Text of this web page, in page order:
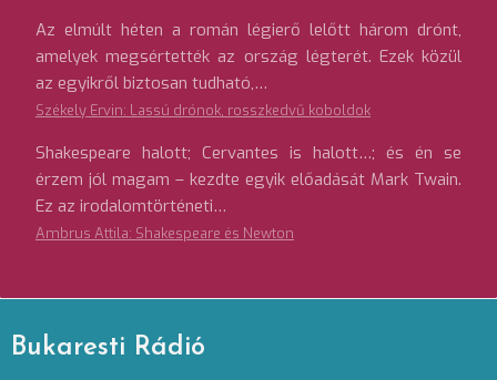
Az elmúlt héten a román légierő lelőtt három drónt,
amelyek megsértették az ország légterét. Ezek közül
az egyikről biztosan tudható,…
Székely Ervin: Lassú drónok, rosszkedvű koboldok
Shakespeare halott; Cervantes is halott…; és én se
érzem jól magam – kezdte egyik előadását Mark Twain.
Ez az irodalomtörténeti…
Ambrus Attila: Shakespeare és Newton
Bukaresti Rádió